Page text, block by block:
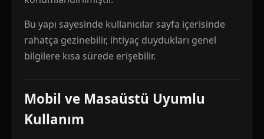
Bu yapı sayesinde kullanıcılar sayfa içerisinde
rahatça gezinebilir, ihtiyaç duydukları genel
bilgilere kısa sürede erişebilir.
Mobil ve Masaüstü Uyumlu
Kullanım